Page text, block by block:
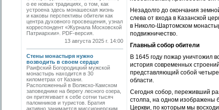
о ее новых традициях, о том, как
устроена здесь монашеская жизнь
и каковы перспективы обители как
центра духовного просвещения, узнал
корреспондент «Журнала Московской
Патриархии». PDF-версия.
13 августа 2025 г. 14:00
Стены монастыря нужно
возводить в своем сердце
Раифский Богородицкий мужской
монастырь находится в 30
километрах от Казани.
Расположенный в Волжско-Камском
заповеднике на берегу лесного озера,
он притягивает к себе сотни тысяч
паломников и туристов. Братия
активно занимается миссионерским
Незадолго до окончания
слева от входа в Казанской
в Николо-Шартомском
подвижничество.
Главный собор обители
В 1645 году пожар уничтожил
история современных
представляющий собой
области.
Сегодня собор, переживший
столпа, на одном изображены
Церкви, по которым мы